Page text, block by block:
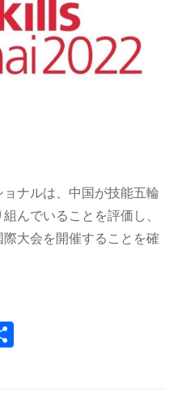
ナルは、中国が技能五輪
んでいることを評価し、
大会を開催することを確